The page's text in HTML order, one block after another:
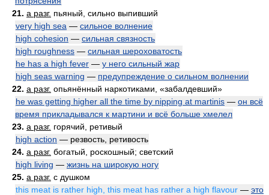
21. a разг. пьяный, сильно выпивший
very high sea — сильное волнение
high cohesion — сильная связность
high roughness — сильная шероховатость
he has a high fever — у него сильный жар
high seas warning — предупреждение о сильном волнении
22. a разг. опьянённый наркотиками, «забалдевший»
he was getting higher all the time by nipping at martinis — он всё
время прикладывался к мартини и всё больше хмелел
23. a разг. горячий, ретивый
high action — резвость, ретивость
24. a разг. богатый, роскошный; светский
high living — жизнь на широкую ногу
25. a разг. с душком
this meat is rather high, this meat has rather a high flavour — это